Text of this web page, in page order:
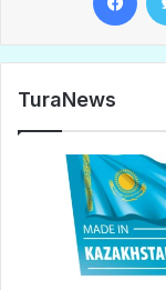
TuraNews